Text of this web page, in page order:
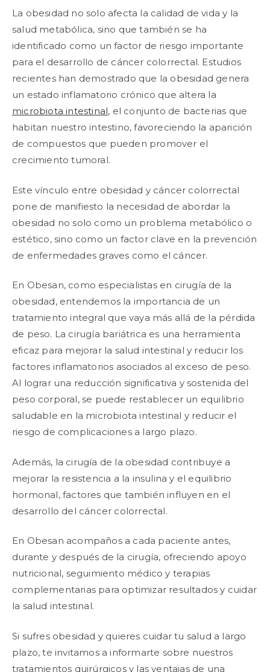
La obesidad no solo afecta la calidad de vida y la
salud metabólica, sino que también se ha
identificado como un factor de riesgo importante
para el desarrollo de cáncer colorrectal. Estudios
recientes han demostrado que la obesidad genera
un estado inflamatorio crónico que altera la
microbiota intestinal, el conjunto de bacterias que
habitan nuestro intestino, favoreciendo la aparición
de compuestos que pueden promover el
crecimiento tumoral.
Este vínculo entre obesidad y cáncer colorrectal
pone de manifiesto la necesidad de abordar la
obesidad no solo como un problema metabólico o
estético, sino como un factor clave en la prevención
de enfermedades graves como el cáncer.
En Obesan, como especialistas en cirugía de la
obesidad, entendemos la importancia de un
tratamiento integral que vaya más allá de la pérdida
de peso. La cirugía bariátrica es una herramienta
eficaz para mejorar la salud intestinal y reducir los
factores inflamatorios asociados al exceso de peso.
Al lograr una reducción significativa y sostenida del
peso corporal, se puede restablecer un equilibrio
saludable en la microbiota intestinal y reducir el
riesgo de complicaciones a largo plazo.
Además, la cirugía de la obesidad contribuye a
mejorar la resistencia a la insulina y el equilibrio
hormonal, factores que también influyen en el
desarrollo del cáncer colorrectal.
En Obesan acompaños a cada paciente antes,
durante y después de la cirugía, ofreciendo apoyo
nutricional, seguimiento médico y terapias
complementarias para optimizar resultados y cuidar
la salud intestinal.
Si sufres obesidad y quieres cuidar tu salud a largo
plazo, te invitamos a informarte sobre nuestros
tratamientos quirúrgicos y las ventajas de una